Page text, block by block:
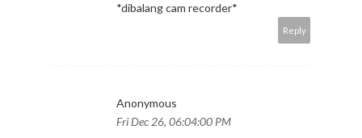
*dibalang cam recorder*
Reply
Anonymous
Fri Dec 26, 06:04:00 PM